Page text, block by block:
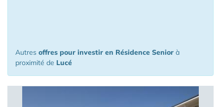
Autres offres pour investir en Résidence Senior à
proximité de Lucé